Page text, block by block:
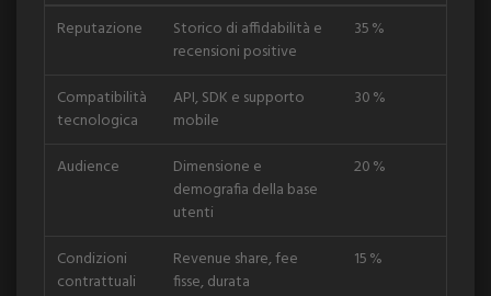
Reputazione
Storico di affidabilità e
recensioni positive
35 %
Compatibilità
tecnologica
API, SDK e supporto
mobile
30 %
Audience
Dimensione e
demografia della base
utenti
20 %
Condizioni
contrattuali
Revenue share, fee
fisse, durata
15 %